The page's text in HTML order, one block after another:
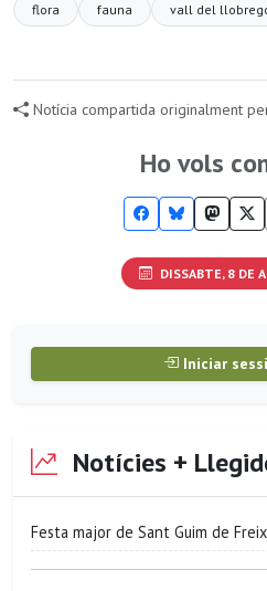
flora fauna vall del
Notícia compartida originalment
Ho vols
DISSABTE, 8 DE
Iniciar
Notícies +
Festa major de Sant Guim de